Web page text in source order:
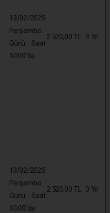
13/02/2025
Perşembe
Günü Saat
10:00’da
2.520,00 TL 3 Yıl
13/02/2025
Perşembe
Günü Saat
10:00’da
2.520,00 TL 3 Yıl